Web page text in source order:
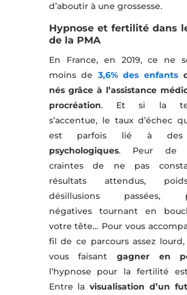
d’aboutir à une grossesse.
Hypnose et fertilité dans
de la PMA
En France, en 2019, ce ne
moins de 3,6% des enfants
nés grâce à l’assistance
procréation. Et si la
s’accentue, le taux d’échec
est parfois lié à
psychologiques. Peur de
craintes de ne pas
résultats attendus,
désillusions passées,
négatives tournant en
votre tête… Pour vous
fil de ce parcours assez
vous faisant gagner en
l’hypnose pour la fertilité
Entre lavisualisation d’un